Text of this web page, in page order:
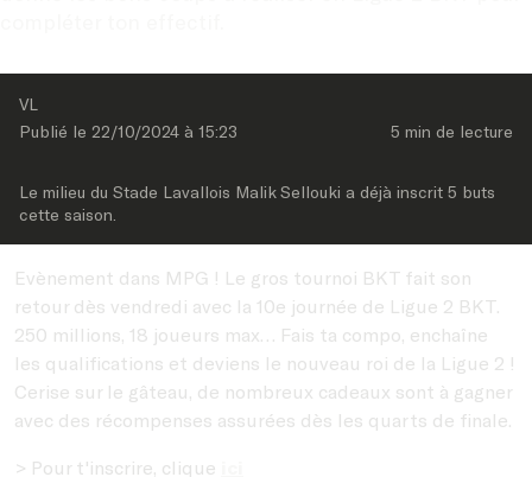
VL
Publié le 22/10/2024 à 15:23 5 min de lecture
Le milieu du Stade Lavallois Malik Sellouki a déjà inscrit 5 buts
cette saison.
Evènement dans MPG ! Le gros tournoi BKT fait son
retour dès vendredi avec la 10e journée de Ligue 2 BKT.
250 millions, 18 joueurs max… Fais ta compo, enchaîne
les qualifications et deviens le nouveau roi de la Ligue 2 !
Cerise sur le gâteau, de nombreux cadeaux sont à gagner
avec des récompenses assurées dès les quarts de finale.
> Pour t'inscrire, clique